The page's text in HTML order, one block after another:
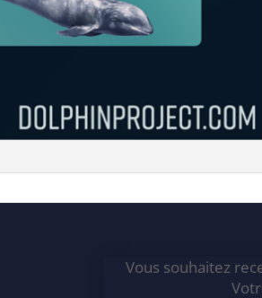
Vous souhaitez